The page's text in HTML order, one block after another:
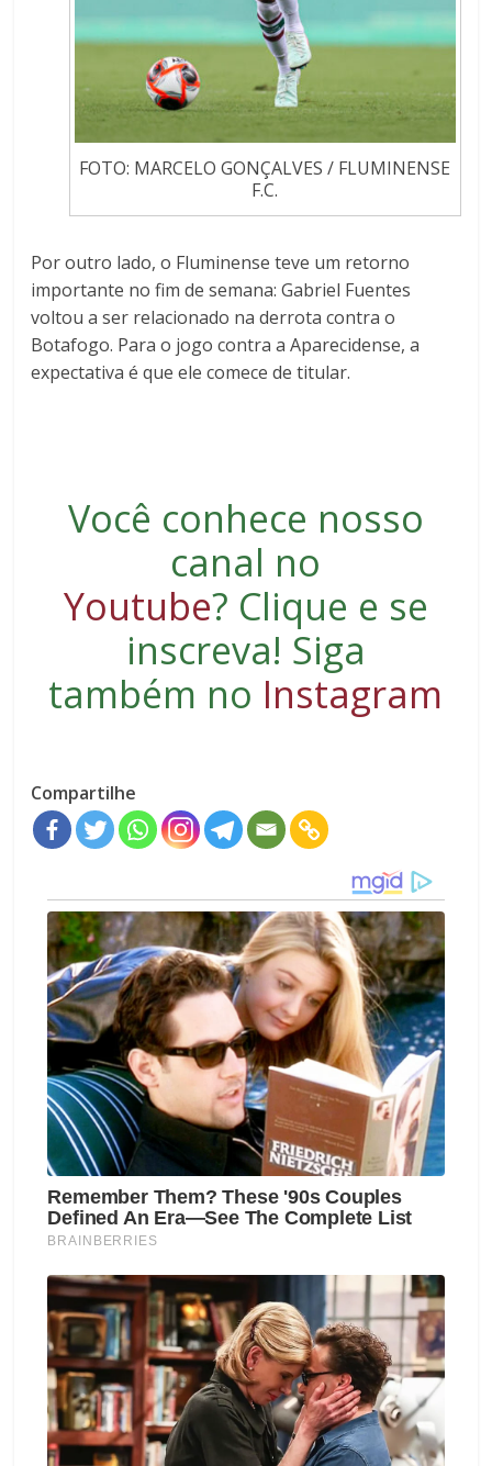
FOTO: MARCELO GONÇALVES / FLUMINENSE
F.C.
Por outro lado, o Fluminense teve um retorno
importante no fim de semana: Gabriel Fuentes
voltou a ser relacionado na derrota contra o
Botafogo. Para o jogo contra a Aparecidense, a
expectativa é que ele comece de titular.
Você conhece nosso
canal no
Youtube? Clique e se
inscreva! Siga
também no Instagram
Compartilhe